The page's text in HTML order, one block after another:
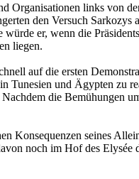
Organisationen links von
den Versuch
er, wenn die
liegen.
auf die ersten
Tunesien und Ägypten zu
die Bemühungen
Konsequenzen seines
noch im Hof des